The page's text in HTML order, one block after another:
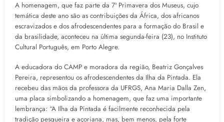
A homenagem, que faz parte da 7ª Primavera dos Museus, cujo
temática deste ano são as contribuições da África, dos africanos
escravizados e dos afrodescendentes para a formação do Brasil e
da brasilidade, aconteceu na última segunda-feira (23), no Instituto
Cultural Português, em Porto Alegre.
A educadora do CAMP e moradora da região, Beatriz Gonçalves
Pereira, representou os afrodescendentes da Ilha da Pintada. Ela
recebeu das mãos da professora da UFRGS, Ana Maria Dalla Zen,
uma placa simbolizando a homenagem, que faz uma importante
lembrança: “A Ilha da Pintada é facilmente reconhecida pela
tradição pesqueira e açoriana, mas, bem menos, pela forte